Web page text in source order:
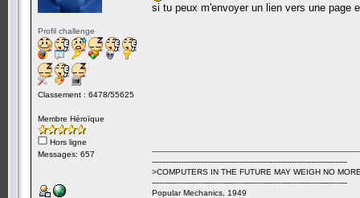
Profil challenge
Classement : 6478/55625
Membre Héroïque
Hors ligne
Messages: 657
si tu peux m'envoyer un lien vers une page
---------------------------------------------------------------------------------
>COMPUTERS IN THE FUTURE MAY WEIGH NO
---------------------------------------------------------------------------------
Popular Mechanics, 1949